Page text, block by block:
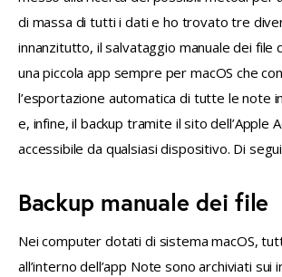
di massa di tutti i dati e ho trovato tre
innanzitutto, il salvataggio manuale dei file
una piccola app sempre per macOS che
l’esportazione automatica di tutte le note
e, infine, il backup tramite il sito dell’Apple
accessibile da qualsiasi dispositivo. Di
Backup manuale dei file
Nei computer dotati di sistema macOS,
all’interno dell’app Note sono archiviati sui